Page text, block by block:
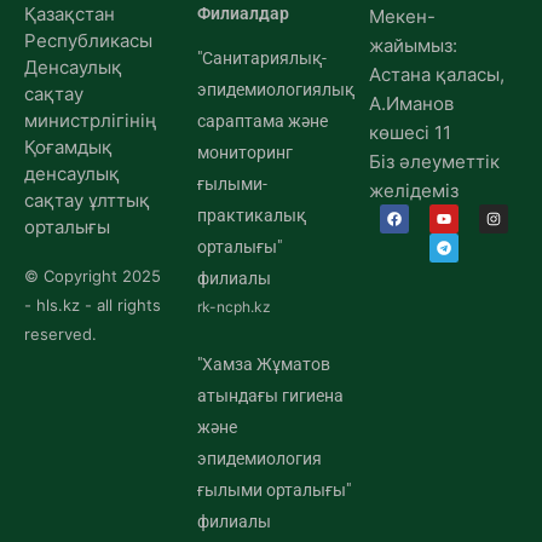
Қазақстан
Республикасы
Денсаулық
сақтау
министрлігінің
Қоғамдық
денсаулық
сақтау ұлттық
орталығы
© Copyright 2025
- hls.kz - all rights
reserved.
Филиалдар
"Санитариялық-
эпидемиологиялық
сараптама және
мониторинг
ғылыми-
практикалық
орталығы"
филиалы
rk-ncph.kz
"Хамза Жұматов
атындағы гигиена
және
эпидемиология
ғылыми орталығы"
филиалы
Мекен-
жайымыз:
Астана қаласы,
А.Иманов
көшесі 11
Біз әлеуметтік
желідеміз